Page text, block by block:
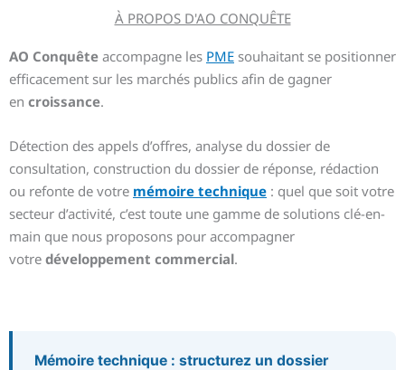
À PROPOS D'AO CONQUÊTE
AO Conquête accompagne les PME souhaitant se positionner
efficacement sur les marchés publics afin de gagner
en croissance.
Détection des appels d’offres, analyse du dossier de
consultation, construction du dossier de réponse, rédaction
ou refonte de votre mémoire technique : quel que soit votre
secteur d’activité, c’est toute une gamme de solutions clé-en-
main que nous proposons pour accompagner
votre développement commercial.
Mémoire technique : structurez un dossier